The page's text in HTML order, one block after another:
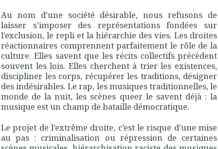
Au nom d’une société désirable, nous refusons de
laisser s’imposer des représentations fondées sur
l’exclusion, le repli et la hiérarchie des vies. Les droites
réactionnaires comprennent parfaitement le rôle de la
culture. Elles savent que les récits collectifs précèdent
souvent les lois. Elles cherchent à trier les existences,
discipliner les corps, récupérer les traditions, désigner
des indésirables. Le rap, les musiques traditionnelles, le
monde de la nuit, les scènes queer le savent déjà : la
musique est un champ de bataille démocratique.
Le projet de l’extrême droite, c’est le risque d’une mise
au pas : criminalisation ou répression de certaines